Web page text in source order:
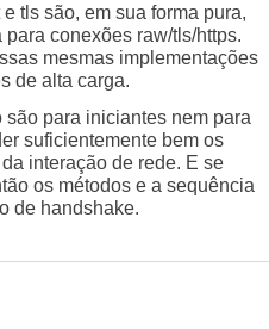
tls são, em sua forma pura,
conexões raw/tls/https.
mesmas implementações
de alta carga.
para iniciantes nem para
suficientemente bem os
interação de rede. E se
os métodos e a sequência
de handshake.